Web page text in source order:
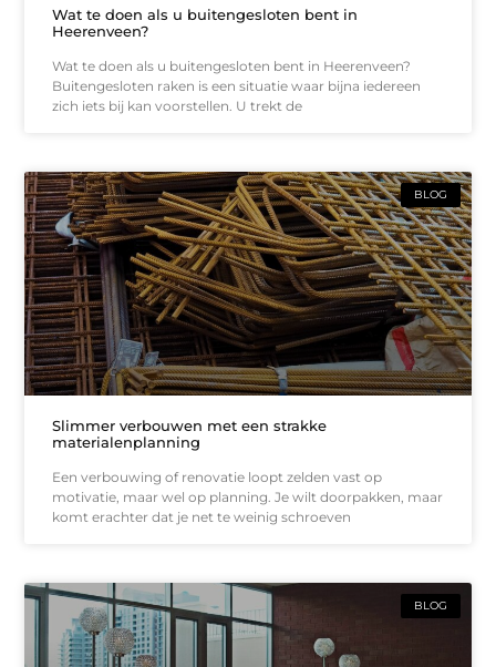
Wat te doen als u buitengesloten bent in
Heerenveen?
Wat te doen als u buitengesloten bent in Heerenveen?
Buitengesloten raken is een situatie waar bijna iedereen
zich iets bij kan voorstellen. U trekt de
BLOG
Slimmer verbouwen met een strakke
materialenplanning
Een verbouwing of renovatie loopt zelden vast op
motivatie, maar wel op planning. Je wilt doorpakken, maar
komt erachter dat je net te weinig schroeven
BLOG